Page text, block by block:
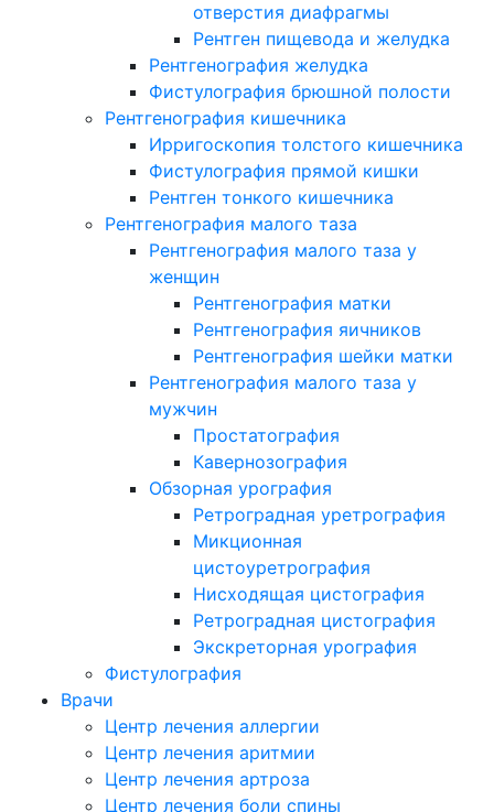
отверстия диафрагмы
Рентген пищевода и желудка
Рентгенография желудка
Фистулография брюшной полости
Рентгенография кишечника
Ирригоскопия толстого кишечника
Фистулография прямой кишки
Рентген тонкого кишечника
Рентгенография малого таза
Рентгенография малого таза у
женщин
Рентгенография матки
Рентгенография яичников
Рентгенография шейки матки
Рентгенография малого таза у
мужчин
Простатография
Кавернозография
Обзорная урография
Ретроградная уретрография
Микционная
цистоуретрография
Нисходящая цистография
Ретроградная цистография
Экскреторная урография
Фистулография
Врачи
Центр лечения аллергии
Центр лечения аритмии
Центр лечения артроза
Центр лечения боли спины